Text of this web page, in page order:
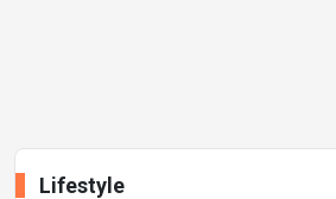
Lifestyle